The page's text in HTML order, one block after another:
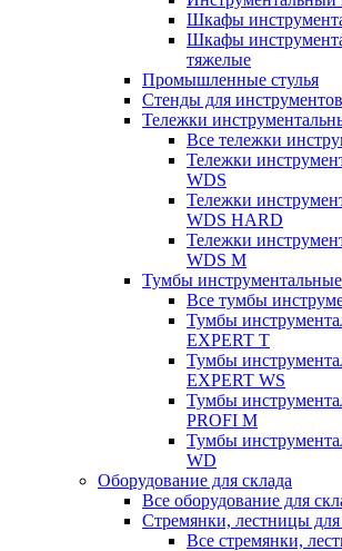
Шкафы
Шкафы
тяжелые
Промышленные стулья
Стенды для инструментов
Тележки
Все тележки
Тележки
WDS
Тележки
WDS HARD
Тележки
WDS M
Тумбы инструментальные
Все тумбы
Тумбы
EXPERT T
Тумбы
EXPERT WS
Тумбы
PROFI M
Тумбы
WD
Оборудование для склада
Все оборудование для
Стремянки, лестницы для
Все стремянки,